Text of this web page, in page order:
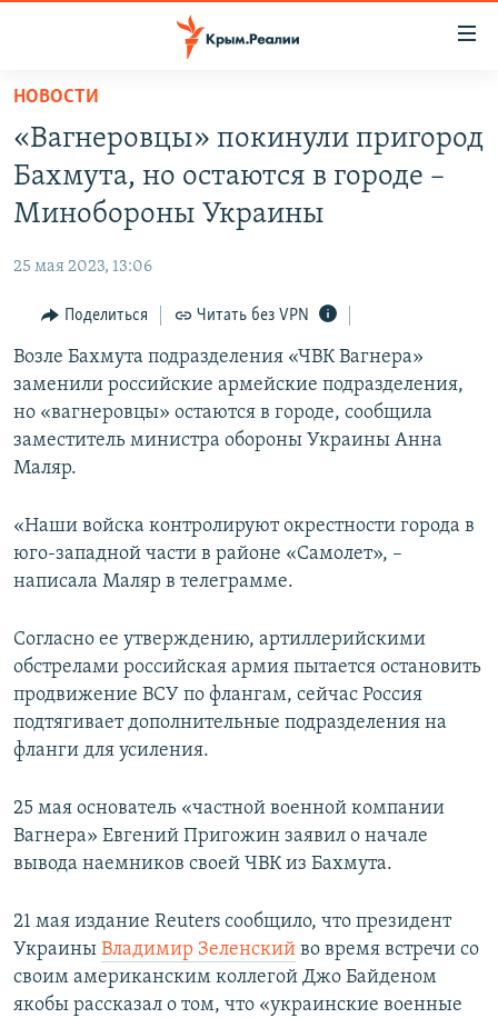
Вернуться
основному
содержанию
Вернутся
главной
Вернутся
поиску
СПЕЦПРОЕКТЫ
11 ЛЕТ ОККУПАЦИИ КРЫМА. 11 ИСТОРИЙ СОПРОТИВЛЕНИЯ
ВОДА
ЕЩЕ
ИНТЕРАКТИВ
ИНФОГРАФИКА
ТЕЛЕПРОЕКТ КРЫМ.РЕАЛИИ
СОВЕТЫ ПРАВОЗАЩИТНИКОВ
ПРОПАВШИЕ БЕЗ ВЕСТИ
ПОБЕДИТЕЛЕЙ НЕ СУДЯТ?
КРЫМ.НЕПОКОРЕННЫЙ
УКРАИНСКАЯ ПРОБЛЕМА КРЫМА
РАДІО СВОБОДА
КАК ОБОЙТИ БЛОКИРОВКУ
Українською
Qırımtatar
ПРИСОЕДИНЯЙТЕСЬ!
Все сайты RFE/RL
НОВОСТИ
«Вагнеровцы» покинули пригород
Бахмута, но остаются в городе –
Минобороны Украины
25 мая 2023, 13:06
Поделиться Читать без VPN
Возле Бахмута подразделения «ЧВК Вагнера»
заменили российские армейские подразделения,
но «вагнеровцы» остаются в городе, сообщила
заместитель министра обороны Украины Анна
Маляр.
«Наши войска контролируют окрестности города в
юго-западной части в районе «Самолет», –
написала Маляр в телеграмме.
Согласно ее утверждению, артиллерийскими
обстрелами российская армия пытается остановить
продвижение ВСУ по флангам, сейчас Россия
подтягивает дополнительные подразделения на
фланги для усиления.
25 мая основатель «частной военной компании
Вагнера» Евгений Пригожин заявил о начале
вывода наемников своей ЧВК из Бахмута.
21 мая издание Reuters сообщило, что президент
Украины Владимир Зеленский во время встречи со
своим американским коллегой Джо Байденом
якобы рассказал о том, что «украинские военные